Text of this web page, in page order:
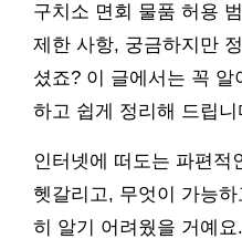
구치소 면회 물품 허용
제한 사항, 궁금하지만
셨죠? 이 글에서는 꼭
하고 쉽게 정리해 드립니
인터넷에 떠도는 파편적
헷갈리고, 무엇이 가능
히 알기 어려웠을 거예요.